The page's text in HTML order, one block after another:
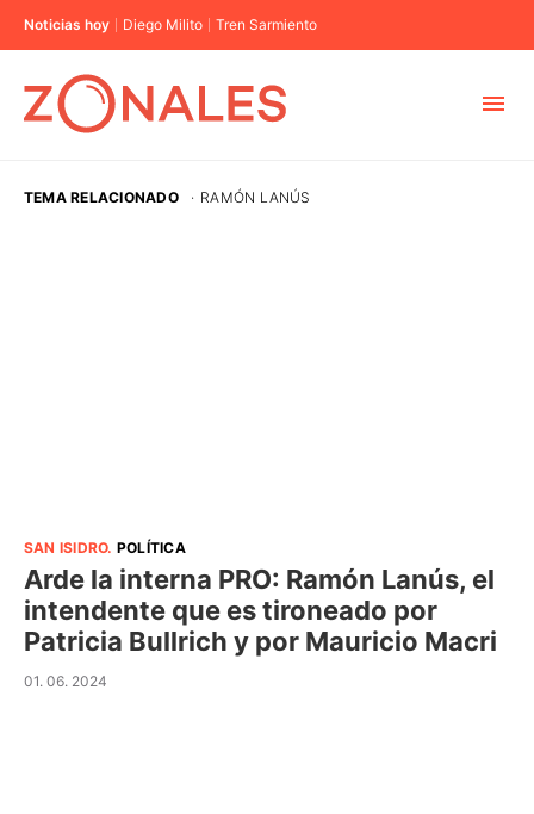
Noticias hoy Diego Milito Tren Sarmiento
TEMA RELACIONADO · RAMÓN LANÚS
SAN ISIDRO. POLÍTICA
Arde la interna PRO: Ramón Lanús, el
intendente que es tironeado por
Patricia Bullrich y por Mauricio Macri
01. 06. 2024